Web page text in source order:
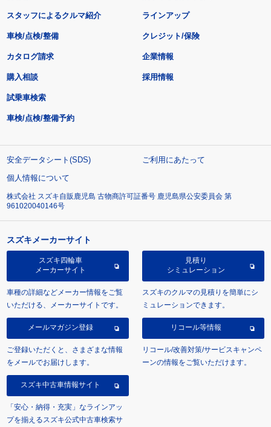
スタッフによるクルマ紹介 ラインアップ
車検/点検/整備 クレジット/保険
カタログ請求
購入相談
試乗車検索
車検/点検/整備予約
企業情報
採用情報
安全データシート(SDS)
ご利用にあたって
個人情報について
株式会社 スズキ自販鹿児島 古物商許可証番号 鹿児島県公安委員会 第
961020040146号
スズキメーカーサイト
スズキ四輪車
メーカーサイト
車種の詳細などメーカー情報をご覧
いただける、メーカーサイトです。
見積り
シミュレーション
スズキのクルマの見積りを簡単にシ
ミュレーションできます。
メールマガジン登録
ご登録いただくと、さまざまな情報
をメールでお届けします。
リコール等情報
リコール/改善対策/サービスキャンペ
ーンの情報をご覧いただけます。
スズキ中古車情報サイト
「安心・納得・充実」なラインアッ
プを揃えるスズキ公式中古車検索サ